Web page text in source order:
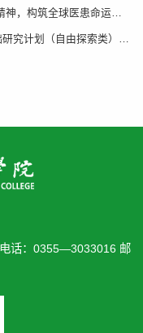
第六届构建医患命运共同体征文活动的通知
度自然科学研究和青年科学研究项目的通知
话：0355—3033016 邮